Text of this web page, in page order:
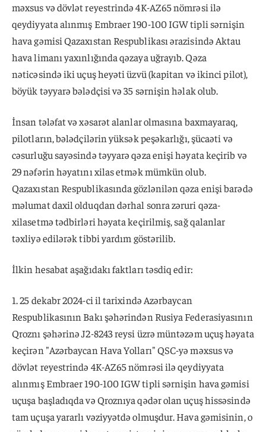
məxsus və dövlət reyestrində 4K-AZ65 nömrəsi ilə
qeydiyyata alınmış Embraer 190-100 IGW tipli sərnişin
hava gəmisi Qazaxıstan Respublikası ərazisində Aktau
hava limanı yaxınlığında qəzaya uğrayıb. Qəza
nəticəsində iki uçuş heyəti üzvü (kapitan və ikinci pilot),
böyük təyyarə bələdçisi və 35 sərnişin həlak olub.
İnsan tələfat və xəsarət alanlar olmasına baxmayaraq,
pilotların, bələdçilərin yüksək peşəkarlığı, şücaəti və
cəsurluğu sayəsində təyyarə qəza enişi həyata keçirib və
29 nəfərin həyatını xilas etmək mümkün olub.
Qazaxıstan Respublikasında gözlənilən qəza enişi barədə
məlumat daxil olduqdan dərhal sonra zəruri qəza-
xilasetmə tədbirləri həyata keçirilmiş, sağ qalanlar
təxliyə edilərək tibbi yardım göstərilib.
İlkin hesabat aşağıdakı faktları təsdiq edir:
1. 25 dekabr 2024-ci il tarixində Azərbaycan
Respublikasının Bakı şəhərindən Rusiya Federasiyasının
Qroznı şəhərinə J2-8243 reysi üzrə müntəzəm uçuş həyata
keçirən "Azərbaycan Hava Yolları" QSC-yə məxsus və
dövlət reyestrində 4K-AZ65 nömrəsi ilə qeydiyyata
alınmış Embraer 190-100 IGW tipli sərnişin hava gəmisi
uçuşa başladıqda və Qroznıya qədər olan uçuş hissəsində
tam uçuşa yararlı vəziyyətdə olmuşdur. Hava gəmisinin, o